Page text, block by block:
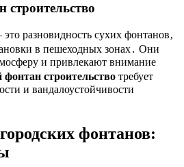
это разновидность сухих фонтанов‚
в пешеходных зонах․ Они
и привлекают внимание
строительство требует
и вандалоустойчивости
фонтанов: